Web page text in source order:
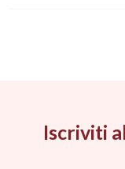
Iscriviti